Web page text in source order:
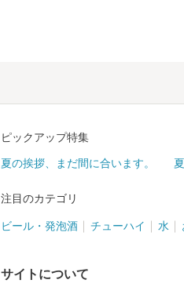
ピックアップ特集
夏の挨拶、まだ間に合います。
注目のカテゴリ
ビール・発泡酒 チューハイ 水
サイトについて